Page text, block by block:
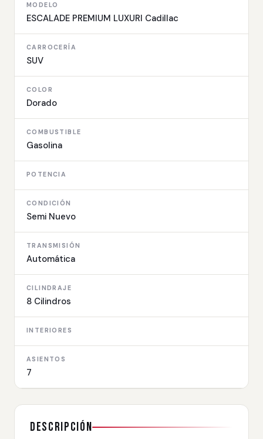
MODELO
ESCALADE PREMIUM LUXURI Cadillac
CARROCERÍA
SUV
COLOR
Dorado
COMBUSTIBLE
Gasolina
POTENCIA
CONDICIÓN
Semi Nuevo
TRANSMISIÓN
Automática
CILINDRAJE
8 Cilindros
INTERIORES
ASIENTOS
7
Descripción